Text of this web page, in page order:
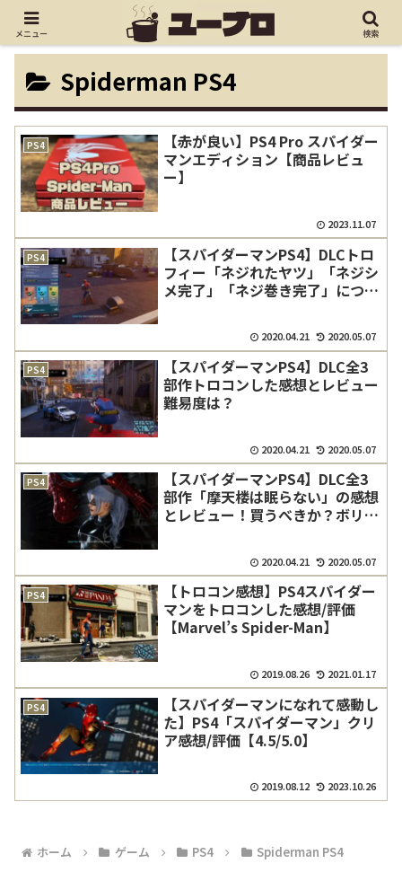
Spiderman PS4
PS4
【赤が良い】PS4 Pro スパイダー
マンエディション【商品レビュ
ー】
2023.11.07
PS4
【スパイダーマンPS4】DLCトロ
フィー「ネジれたヤツ」「ネジシ
メ完了」「ネジ巻き完了」につい
2020.04.21 2020.05.07
PS4
【スパイダーマンPS4】DLC全3
部作トロコンした感想とレビュー
難易度は？
2020.04.21 2020.05.07
PS4
【スパイダーマンPS4】DLC全3
部作「摩天楼は眠らない」の感想
とレビュー！買うべきか？ボリュ
2020.04.21 2020.05.07
PS4
【トロコン感想】PS4スパイダー
マンをトロコンした感想/評価
【Marvel’s Spider-Man】
2019.08.26 2021.01.17
PS4
【スパイダーマンになれて感動し
た】PS4「スパイダーマン」クリ
ア感想/評価【4.5/5.0】
2019.08.12 2023.10.26
ホーム ゲーム PS4 Spiderman PS4
メニュー 検索